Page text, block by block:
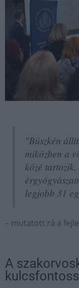
"Büszkén
miközben a
közé tartozik,
legjobb 31
– mutatott rá a
A